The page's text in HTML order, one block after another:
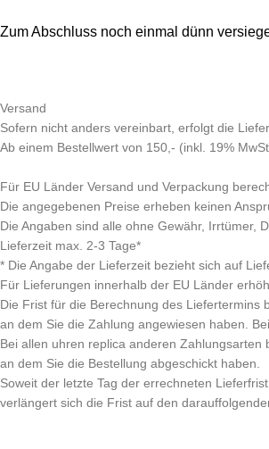
Zum Abschluss noch einmal dünn
Versand
Sofern nicht anders vereinbart, erfolgt die
Ab einem Bestellwert von 150,- (inkl. 19%
Für EU Länder Versand und Verpackung
Die angegebenen Preise erheben keinen
Die Angaben sind alle ohne Gewähr, Irrtümer,
Lieferzeit max. 2-3 Tage*
* Die Angabe der Lieferzeit bezieht sich auf
Für Lieferungen innerhalb der EU Länder
Die Frist für die Berechnung des Liefertermins
an dem Sie die Zahlung angewiesen haben.
Bei allen uhren replica anderen Zahlungsarten
an dem Sie die Bestellung abgeschickt haben.
Soweit der letzte Tag der errechneten
verlängert sich die Frist auf den